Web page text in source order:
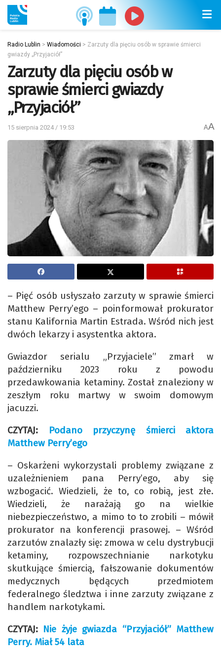
Radio Lublin > Wiadomości > Zarzuty dla pięciu osób w sprawie śmierci
gwiazdy „Przyjaciół”
Zarzuty dla pięciu osób w
sprawie śmierci gwiazdy
„Przyjaciół”
15 sierpnia 2024 / 19:53 AA
– Pięć osób usłyszało zarzuty w sprawie śmierci
Matthew Perry’ego – poinformował prokurator
stanu Kalifornia Martin Estrada. Wśród nich jest
dwóch lekarzy i asystentka aktora.
Gwiazdor serialu „Przyjaciele” zmarł w
październiku 2023 roku z powodu
przedawkowania ketaminy. Został znaleziony w
zeszłym roku martwy w swoim domowym
jacuzzi.
CZYTAJ:
Podano przyczynę śmierci aktora
Matthew Perry’ego
– Oskarżeni wykorzystali problemy związane z
uzależnieniem pana Perry’ego, aby się
wzbogacić. Wiedzieli, że to, co robią, jest złe.
Wiedzieli, że narażają go na wielkie
niebezpieczeństwo, a mimo to to zrobili – mówił
prokurator na konferencji prasowej. – Wśród
zarzutów znalazły się: zmowa w celu dystrybucji
ketaminy, rozpowszechnianie narkotyku
skutkujące śmiercią, fałszowanie dokumentów
medycznych będących przedmiotem
federalnego śledztwa i inne zarzuty związane z
handlem narkotykami.
CZYTAJ: Nie żyje gwiazda “Przyjaciół” Matthew
Perry. Miał 54 lata